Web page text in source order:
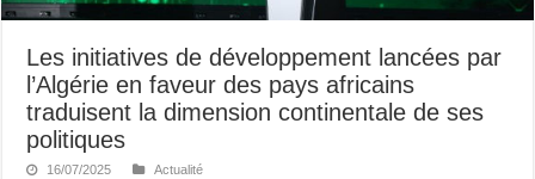
Les initiatives de développement lancées par
l’Algérie en faveur des pays africains
traduisent la dimension continentale de ses
politiques
16/07/2025 Actualité